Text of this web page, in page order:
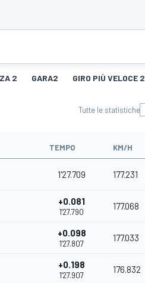
2 GARA2 GIRO PIÙ VELOCE 2
Tutte le statistiche
TEMPO KM/H
1'27.709 177.231
+0.081
1'27.790
177.068
+0.098
1'27.807
177.033
+0.198
1'27.907
176.832